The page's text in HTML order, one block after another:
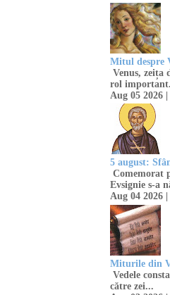
Mitul despre
Venus, zeița
rol
Aug 05 2026 |
5 august:
Comemorat
Evsignie s-a
Aug 04 2026 |
Miturile din
Vedele
către zei...